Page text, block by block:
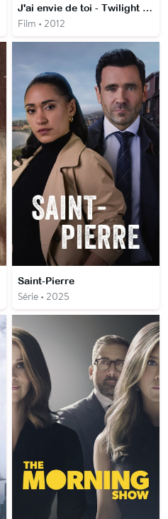
J'ai envie de toi - Twilight Love 2
Film • 2012
Saint-Pierre
Série • 2025